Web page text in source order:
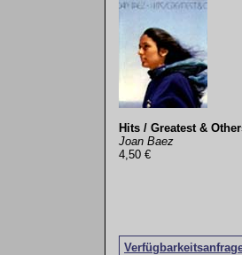
Hits / Greatest &
Joan Baez
4,50 €